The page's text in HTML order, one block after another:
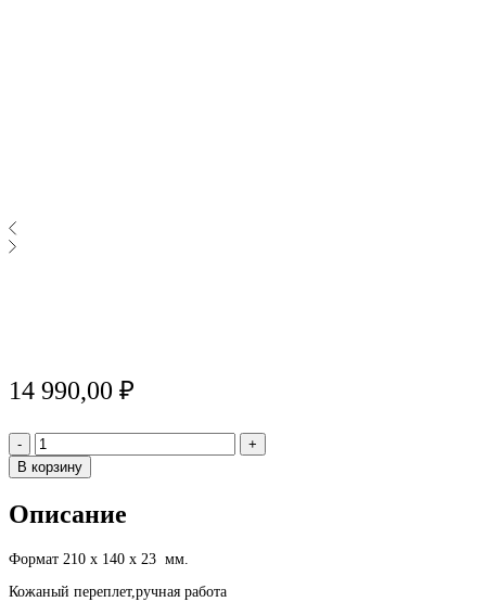
14 990,00 ₽
- Количество
+
В корзину
Описание
Формат 210 х 140 х 23 мм.
Кожаный переплет,ручная работа